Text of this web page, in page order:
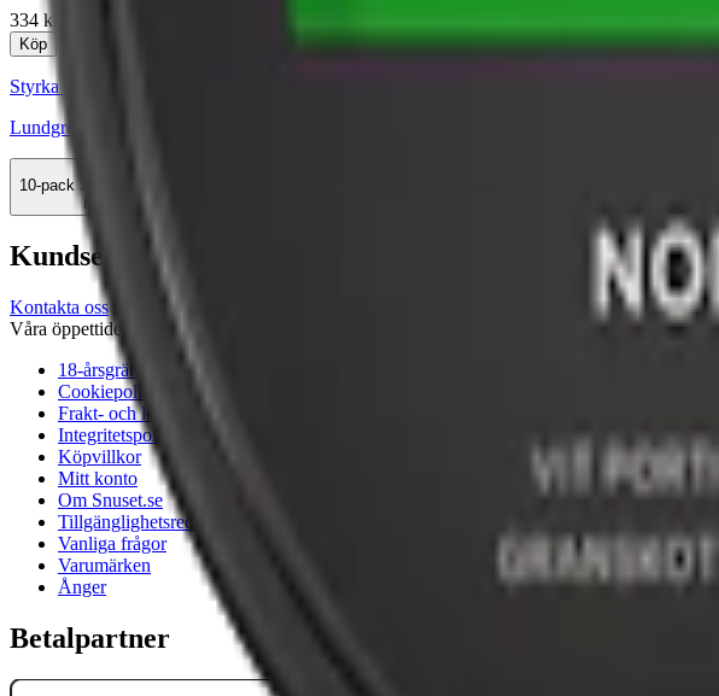
334 kr
Köp
Styrka Normal · Large
Lundgrens Norrland
10-pack 329,90 kr
Köp
Kundservice
Kontakta oss
Våra öppettider är: Alla dagar 08:00 - 18:00 Vi svarar vanligtvis inom 24 timmar på vardagar.
18-årsgräns
Cookiepolicy
Frakt- och leveransvillkor
Integritetspolicy
Köpvillkor
Mitt konto
Om Snuset.se
Tillgänglighetsredogörelse
Vanliga frågor
Varumärken
Ånger
Betalpartner